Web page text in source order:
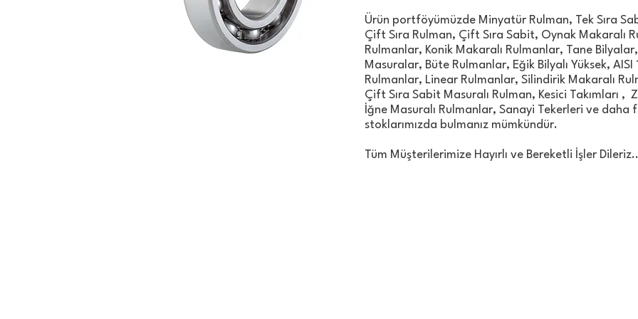
Ürün portföyümüzde Minyatür Rulman, Tek Sıra
Çift Sıra Rulman, Çift Sıra Sabit, Oynak Makaralı
Rulmanlar, Konik Makaralı Rulmanlar, Tane
Masuralar, Büte Rulmanlar, Eğik Bilyalı Yüksek,
Rulmanlar, Linear Rulmanlar, Silindirik Makaralı
Çift Sıra Sabit Masuralı Rulman, Kesici Takımları ,
İğne Masuralı Rulmanlar, Sanayi Tekerleri ve daha
stoklarımızda bulmanız mümkündür.
Tüm Müşterilerimize Hayırlı ve Bereketli İşler